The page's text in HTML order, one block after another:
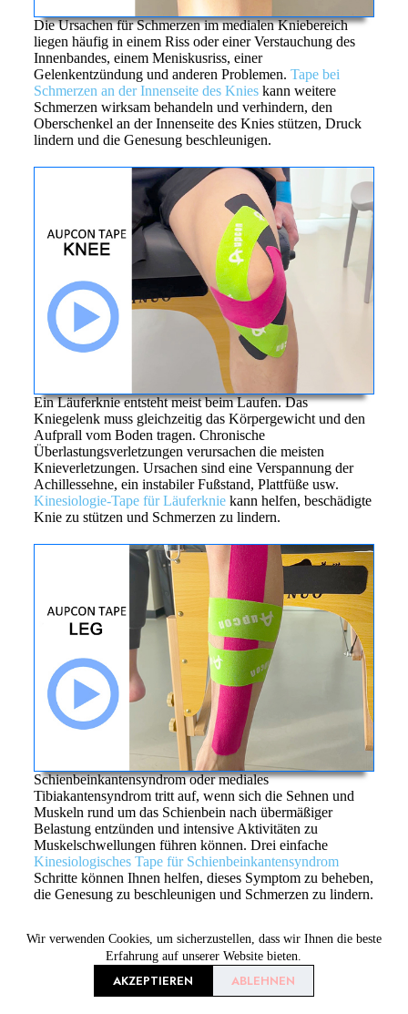
Wir verwenden Cookies, um sicherzustellen, dass wir Ihnen die beste
Erfahrung auf unserer Website bieten.
AKZEPTIEREN ABLEHNEN
Die Ursachen für Schmerzen im medialen Kniebereich
liegen häufig in einem Riss oder einer Verstauchung des
Innenbandes, einem Meniskusriss, einer
Gelenkentzündung und anderen Problemen. Tape bei
Schmerzen an der Innenseite des Knieskann weitere
Schmerzen wirksam behandeln und verhindern, den
Oberschenkel an der Innenseite des Knies stützen, Druck
lindern und die Genesung beschleunigen.
Ein Läuferknie entsteht meist beim Laufen. Das
Kniegelenk muss gleichzeitig das Körpergewicht und den
Aufprall vom Boden tragen. Chronische
Überlastungsverletzungen verursachen die meisten
Knieverletzungen. Ursachen sind eine Verspannung der
Achillessehne, ein instabiler Fußstand, Plattfüße usw.
Kinesiologie-Tape für Läuferkniekann helfen, beschädigte
Knie zu stützen und Schmerzen zu lindern.
Schienbeinkantensyndrom oder mediales
Tibiakantensyndrom tritt auf, wenn sich die Sehnen und
Muskeln rund um das Schienbein nach übermäßiger
Belastung entzünden und intensive Aktivitäten zu
Muskelschwellungen führen können. Drei einfache
Kinesiologisches Tape für Schienbeinkantensyndrom
Schritte können Ihnen helfen, dieses Symptom zu beheben,
die Genesung zu beschleunigen und Schmerzen zu lindern.